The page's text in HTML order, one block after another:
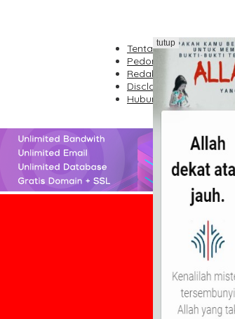
Tentang Kami
Pedoman Media Siber
Redaksi
Disclaimer
Hubungi Kami
tutup